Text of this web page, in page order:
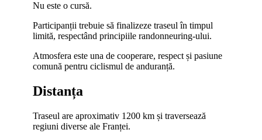
Nu este o cursă.
Participanții trebuie să finalizeze traseul în timpul
limită, respectând principiile randonneuring-ului.
Atmosfera este una de cooperare, respect și pasiune
comună pentru ciclismul de anduranță.
Distanța
Traseul are aproximativ 1200 km și traversează
regiuni diverse ale Franței.